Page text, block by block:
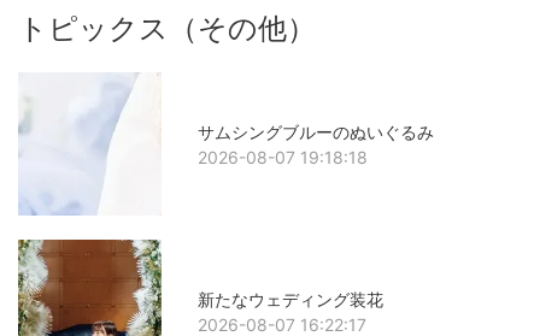
トピックス（その他）
サムシングブルーのぬいぐるみ
2026-08-07 19:18:18
新たなウェディング装花
2026-08-07 16:22:17